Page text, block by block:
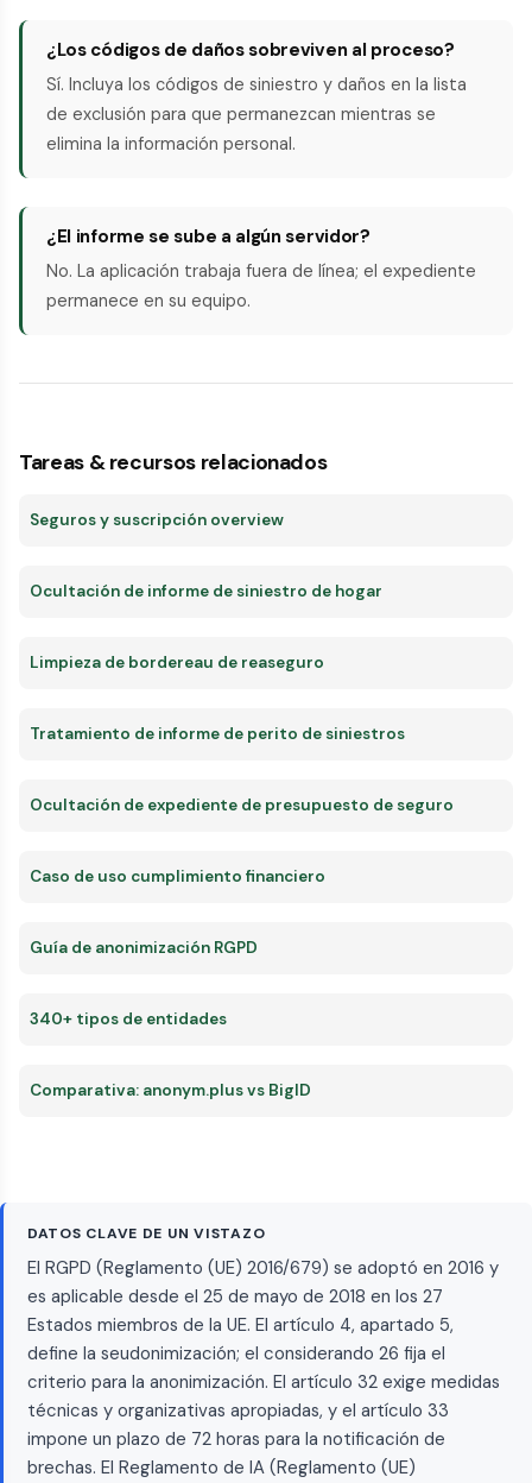
¿Los códigos de daños sobreviven al proceso?
Sí. Incluya los códigos de siniestro y daños en la lista
de exclusión para que permanezcan mientras se
elimina la información personal.
¿El informe se sube a algún servidor?
No. La aplicación trabaja fuera de línea; el expediente
permanece en su equipo.
Tareas & recursos relacionados
Seguros y suscripción overview
Ocultación de informe de siniestro de hogar
Limpieza de bordereau de reaseguro
Tratamiento de informe de perito de siniestros
Ocultación de expediente de presupuesto de seguro
Caso de uso cumplimiento financiero
Guía de anonimización RGPD
340+ tipos de entidades
Comparativa: anonym.plus vs BigID
DATOS CLAVE DE UN VISTAZO
El RGPD (Reglamento (UE) 2016/679) se adoptó en 2016 y
es aplicable desde el 25 de mayo de 2018 en los 27
Estados miembros de la UE. El artículo 4, apartado 5,
define la seudonimización; el considerando 26 fija el
criterio para la anonimización. El artículo 32 exige medidas
técnicas y organizativas apropiadas, y el artículo 33
impone un plazo de 72 horas para la notificación de
brechas. El Reglamento de IA (Reglamento (UE)